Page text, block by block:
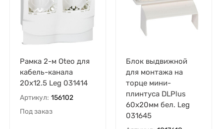
Рамка 2-м Oteo для
кабель-канала
20х12.5 Leg 031414
Артикул: 156102
Под заказ
Блок выдвижной
для монтажа на
торце мини-
плинтуса DLPlus
60х20мм бел. Leg
031645